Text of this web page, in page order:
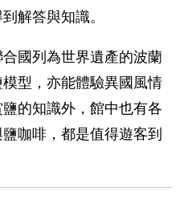
解答與知識。
國列為世界遺產的波蘭
型，亦能體驗異國風情
的知識外，館中也有各
咖啡，都是值得遊客到